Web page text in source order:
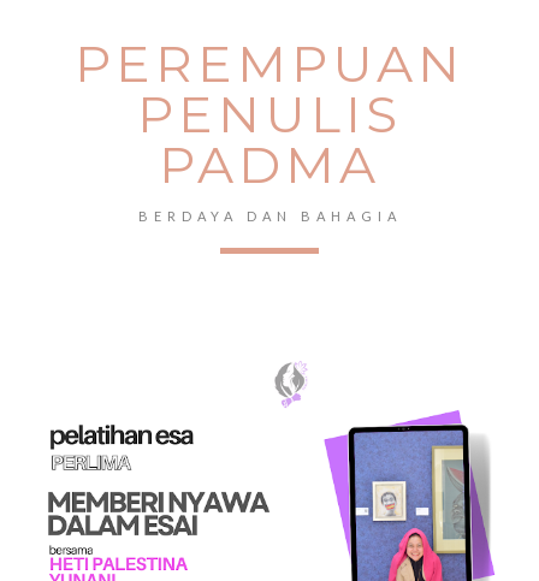
PEREMPUAN
PENULIS
PADMA
BERDAYA DAN BAHAGIA